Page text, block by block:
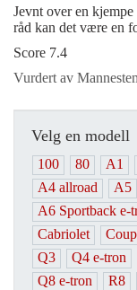
Jevnt over en
råd kan det være en
Score 7.4
Vurdert av
Velg en modell
100 80 A1
A4 allroad
A5
A6 Sportback e-
Cabriolet
Q3
Q4 e-tron
Q8 e-tron
R8